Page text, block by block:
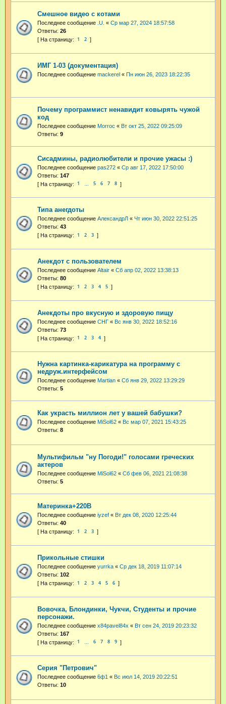
Смешное видео с котами
Последнее сообщение .U. « Ср мар 27, 2024 18:57:58
Ответы: 26
1 2
ИМГ 1-03 (документация)
Последнее сообщение mackerel « Пн июн 26, 2023 18:22:35
Почему программист ненавидит ковырять чужой
код
Последнее сообщение Morroc « Вт окт 25, 2022 09:25:09
Ответы: 9
Сисадмины, радиолюбители и прочие ужасы :)
Последнее сообщение pas272 « Ср авг 17, 2022 17:50:00
Ответы: 147
1 5 6 7 8
Типа анегдоты
Последнее сообщение АлександрЛ « Чт июн 30, 2022 22:51:25
Ответы: 43
1 2 3
Анекдот с пользователем
Последнее сообщение Altair « Сб апр 02, 2022 13:38:13
Ответы: 80
1 2 3 4 5
Анекдоты про вкусную и здоровую пищу
Последнее сообщение СНГ « Вс янв 30, 2022 18:52:16
Ответы: 73
1 2 3 4
Нужна картинка-карикатура на программу с
недруж.интерфейсом
Последнее сообщение Martian « Сб янв 29, 2022 13:29:29
Ответы: 5
Как украсть миллион лет у вашей бабушки?
Последнее сообщение MiSol62 « Вс мар 07, 2021 15:43:25
Ответы: 8
Мультифильм "ну Погоди!" голосами греческих
актеров
Последнее сообщение MiSol62 « Сб фев 06, 2021 21:08:38
Ответы: 5
Материнка+220В
Последнее сообщение iyzef « Вт дек 08, 2020 12:25:44
Ответы: 40
1 2 3
Прикольные стишки
Последнее сообщение yurrka « Ср дек 18, 2019 11:07:14
Ответы: 102
1 2 3 4 5 6
Вовочка, Блондинки, Чукчи, Студенты и прочие
персонажи.
Последнее сообщение x84pavel84x « Вт сен 24, 2019 20:23:32
Ответы: 167
1 6 7 8 9
Серия "Петрович"
Последнее сообщение 6ф1 « Вс июл 14, 2019 20:22:51
Ответы: 10